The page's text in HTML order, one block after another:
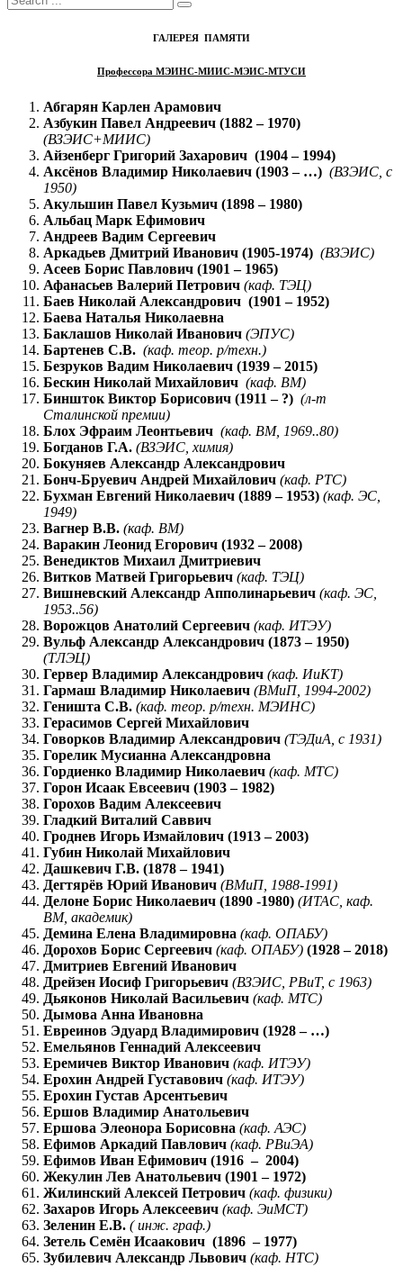
ГАЛЕРЕЯ ПАМЯТИ
Профессора МЭИНС-МИИС-МЭИС-МТУСИ
Абгарян Карлен Арамович
Азбукин Павел Андреевич (1882 – 1970)
(ВЗЭИС+МИИС)
Айзенберг Григорий Захарович (1904 – 1994)
Аксёнов Владимир Николаевич (1903 – …) (ВЗЭИС, с
1950)
Акульшин Павел Кузьмич (1898 – 1980)
Альбац Марк Ефимович
Андреев Вадим Сергеевич
Аркадьев Дмитрий Иванович (1905-1974) (ВЗЭИС)
Асеев Борис Павлович (1901 – 1965)
Афанасьев Валерий Петрович (каф. ТЭЦ)
Баев Николай Александрович (1901 – 1952)
Баева Наталья Николаевна
Баклашов Николай Иванович (ЭПУС)
Бартенев С.В. (каф. теор. р/техн.)
Безруков Вадим Николаевич (1939 – 2015)
Бескин Николай Михайлович (каф. ВМ)
Биншток Виктор Борисович (1911 – ?) (л-т
Сталинской премии)
Блох Эфраим Леонтьевич (каф. ВМ, 1969..80)
Богданов Г.А. (ВЗЭИС, химия)
Бокуняев Александр Александрович
Бонч-Бруевич Андрей Михайлович (каф. РТС)
Бухман Евгений Николаевич (1889 – 1953) (каф. ЭС,
1949)
Вагнер В.В. (каф. ВМ)
Варакин Леонид Егорович (1932 – 2008)
Венедиктов Михаил Дмитриевич
Витков Матвей Григорьевич (каф. ТЭЦ)
Вишневский Александр Апполинарьевич (каф. ЭС,
1953..56)
Ворожцов Анатолий Сергеевич (каф. ИТЭУ)
Вульф Александр Александрович (1873 – 1950)
(ТЛЭЦ)
Гервер Владимир Александрович (каф. ИиКТ)
Гармаш Владимир Николаевич (ВМиП, 1994-2002)
Геништа С.В. (каф. теор. р/техн. МЭИНС)
Герасимов Сергей Михайлович
Говорков Владимир Александрович (ТЭДиА, с 1931)
Горелик Мусианна Александровна
Гордиенко Владимир Николаевич (каф. МТС)
Горон Исаак Евсеевич (1903 – 1982)
Горохов Вадим Алексеевич
Гладкий Виталий Саввич
Гроднев Игорь Измайлович (1913 – 2003)
Губин Николай Михайлович
Дашкевич Г.В. (1878 – 1941)
Дегтярёв Юрий Иванович (ВМиП, 1988-1991)
Делоне Борис Николаевич (1890 -1980) (ИТАС, каф.
ВМ, академик)
Демина Елена Владимировна (каф. ОПАБУ)
Дорохов Борис Сергеевич (каф. ОПАБУ) (1928 – 2018)
Дмитриев Евгений Иванович
Дрейзен Иосиф Григорьевич (ВЗЭИС, РВиТ, с 1963)
Дьяконов Николай Васильевич (каф. МТС)
Дымова Анна Ивановна
Евреинов Эдуард Владимирович (1928 – …)
Емельянов Геннадий Алексеевич
Еремичев Виктор Иванович (каф. ИТЭУ)
Ерохин Андрей Густавович (каф. ИТЭУ)
Ерохин Густав Арсентьевич
Ершов Владимир Анатольевич
Ершова Элеонора Борисовна (каф. АЭС)
Ефимов Аркадий Павлович (каф. РВиЭА)
Ефимов Иван Ефимович (1916 – 2004)
Жекулин Лев Анатольевич (1901 – 1972)
Жилинский Алексей Петрович (каф. физики)
Захаров Игорь Алексеевич (каф. ЭиМСТ)
Зеленин Е.В. ( инж. граф.)
Зетель Семён Исаакович (1896 – 1977)
Зубилевич Александр Львович (каф. НТС)